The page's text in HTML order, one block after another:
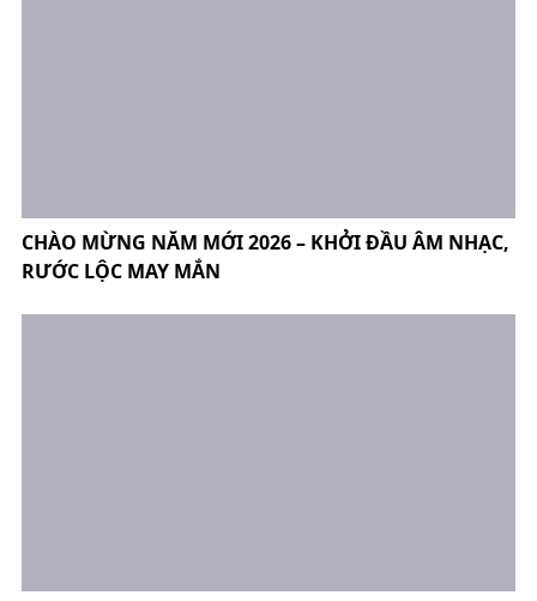
CHÀO MỪNG NĂM MỚI 2026 – KHỞI ĐẦU ÂM NHẠC,
RƯỚC LỘC MAY MẮN